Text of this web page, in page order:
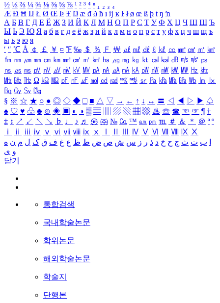
½ ⅓ ⅔ ¼ ¾ ⅛ ⅜ ⅝ ⅞ ¹ ² ³ ⁴ ⁿ ₁ ₂ ₃ ₄
Æ Ð Ħ Ĳ Ł Ø Œ Þ Ŧ Ŋ æ đ ð ħ ı ĳ ĸ ŀ ł ø œ ß þ ŧ ŋ ŉ
А Б В Г Д Е Ё Ж З И Й К Л М Н О П Р С Т У Ф Х Ц Ч Ш Щ Ъ
Ы Ь Э Ю Я а б в г д е ё ж з и й к л м н о п р с т у ф х ц ч ш щ ъ
ы ь э ю я
′ ″ ℃ Å ￠ ￡ ￥ ¤ ℉ ‰ ＄ ％ Ｆ ￦ ㎕ ㎖ ㎗ ℓ ㎘ ㏄ ㎣ ㎤ ㎥ ㎦
㎙ ㎚ ㎛ ㎜ ㎝ ㎞ ㎟ ㎠ ㎡ ㎢ ㏊ ㎍ ㎎ ㎏ ㏏ ㎈ ㎉ ㏈ ㎧ ㎨ ㎰
㎱ ㎲ ㎳ ㎴ ㎵ ㎶ ㎷ ㎸ ㎹ ㎀ ㎁ ㎂ ㎃ ㎄ ㎺ ㎻ ㎽ ㎾ ㎿ ㎐ ㎑
㎒ ㎓ ㎔ Ω ㏀ ㏁ ㎊ ㎋ ㎌ ㏖ ㏅ ㎭ ㎮ ㎯ ㏛ ㎩ ㎪ ㎫ ㎬ ㏝ ㏐
㏓
㏃ ㏉ ㏜ ㏆
§ ※ ☆ ★ ○ ● ◎ ◇ ◆ □ ■ △ ▽ → ← ↑ ↓ ↔ 〓 ◁ ◀ ▷ ▶ ♤
♠ ♡ ♥ ♧ ♣ ⊙ ◈ ▣ ◐ ◑ ▒ ▤ ▨ ▧ ▦ ▩ ♨ ☏ ☎ ☜ ☞ ¶ †
‡ ↕ ↗ ↙ ↖ ↘ ♭ ♩ ♪ ♬ ㉿ ㈜ № ㏇ ™ ㏂ ㏘ ℡ ＃ ＆ ＊ ＠ ª º
ⅰ
ⅱ ⅲ ⅳ ⅴ ⅵ ⅶ ⅷ ⅸ ⅹ Ⅳ Ⅴ Ⅵ Ⅶ Ⅷ Ⅸ Ⅹ
ب ت ث ج ح خ د ذ ر ز س ش ص ض ط ظ ع غ ف ق ک ل م ن ه
و ی
닫기
통합검색
국내학술논문
학위논문
해외학술논문
학술지
단행본